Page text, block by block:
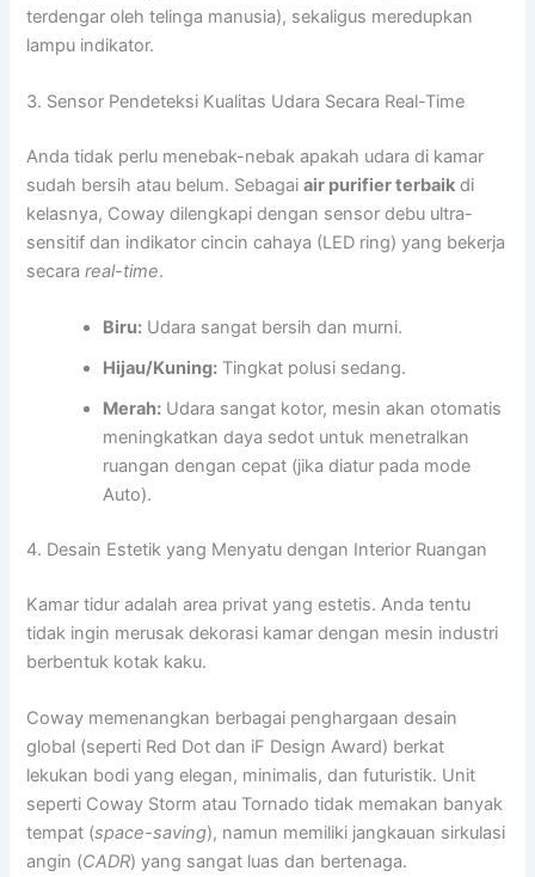
terdengar oleh telinga manusia), sekaligus meredupkan
lampu indikator.
3. Sensor Pendeteksi Kualitas Udara Secara Real-Time
Anda tidak perlu menebak-nebak apakah udara di kamar
sudah bersih atau belum. Sebagaiair purifier terbaik di
kelasnya, Coway dilengkapi dengan sensor debu ultra-
sensitif dan indikator cincin cahaya (LED ring) yang bekerja
secarareal-time.
Biru: Udara sangat bersih dan murni.
Hijau/Kuning: Tingkat polusi sedang.
Merah: Udara sangat kotor, mesin akan otomatis
meningkatkan daya sedot untuk menetralkan
ruangan dengan cepat (jika diatur pada mode
Auto).
4. Desain Estetik yang Menyatu dengan Interior Ruangan
Kamar tidur adalah area privat yang estetis. Anda tentu
tidak ingin merusak dekorasi kamar dengan mesin industri
berbentuk kotak kaku.
Coway memenangkan berbagai penghargaan desain
global (seperti Red Dot dan iF Design Award) berkat
lekukan bodi yang elegan, minimalis, dan futuristik. Unit
seperti Coway Storm atau Tornado tidak memakan banyak
tempat (space-saving), namun memiliki jangkauan sirkulasi
angin (CADR) yang sangat luas dan bertenaga.